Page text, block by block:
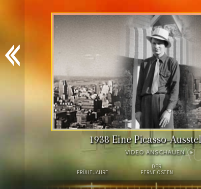
1938 Eine Picasso-
VIDEO ANSCHAUEN
FRÜHE JAHRE
DER
FERNE OSTEN